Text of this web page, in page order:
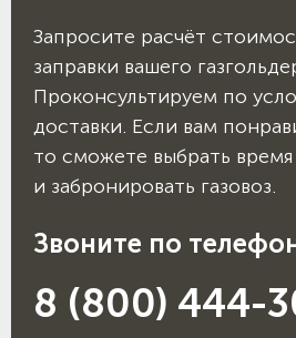
Запросите расчёт
заправки вашего
Проконсультируем по
доставки. Если вам
то сможете выбрать
и забронировать газовоз.
Звоните по
8 (800) 444-